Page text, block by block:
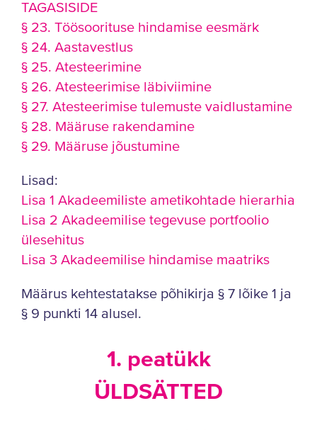
TAGASISIDE
§ 23. Töösoorituse hindamise eesmärk
§ 24. Aastavestlus
§ 25. Atesteerimine
§ 26. Atesteerimise läbiviimine
§ 27. Atesteerimise tulemuste vaidlustamine
§ 28. Määruse rakendamine
§ 29. Määruse jõustumine
Lisad:
Lisa 1 Akadeemiliste ametikohtade hierarhia
Lisa 2 Akadeemilise tegevuse portfoolio
ülesehitus
Lisa 3 Akadeemilise hindamise maatriks
Määrus kehtestatakse põhikirja § 7 lõike 1 ja
§ 9 punkti 14 alusel.
1. peatükk
ÜLDSÄTTED